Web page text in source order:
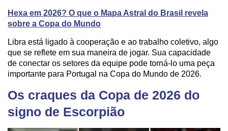
Hexa em 2026? O que o Mapa Astral do Brasil revela
sobre a Copa do Mundo
Libra está ligado à cooperação e ao trabalho coletivo, algo
que se reflete em sua maneira de jogar. Sua capacidade
de conectar os setores da equipe pode torná-lo uma peça
importante para Portugal na Copa do Mundo de 2026.
Os craques da Copa de 2026 do
signo de Escorpião